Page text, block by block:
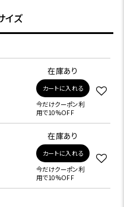
イズ
在庫あり
カートに入れる
今だけクーポン利
用で10%OFF
在庫あり
カートに入れる
今だけクーポン利
用で10%OFF